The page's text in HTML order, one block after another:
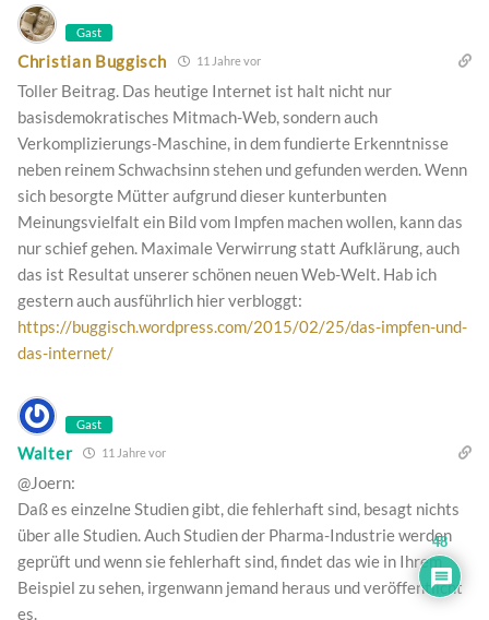
Gast
Christian Buggisch 11 Jahre vor
Toller Beitrag. Das heutige Internet ist halt nicht nur
basisdemokratisches Mitmach-Web, sondern auch
Verkomplizierungs-Maschine, in dem fundierte Erkenntnisse
neben reinem Schwachsinn stehen und gefunden werden. Wenn
sich besorgte Mütter aufgrund dieser kunterbunten
Meinungsvielfalt ein Bild vom Impfen machen wollen, kann das
nur schief gehen. Maximale Verwirrung statt Aufklärung, auch
das ist Resultat unserer schönen neuen Web-Welt. Hab ich
gestern auch ausführlich hier verbloggt:
https://buggisch.wordpress.com/2015/02/25/das-impfen-und-
das-internet/
Gast
Walter 11 Jahre vor
@Joern:
Daß es einzelne Studien gibt, die fehlerhaft sind, besagt nichts
über alle Studien. Auch Studien der Pharma-Industrie werden
geprüft und wenn sie fehlerhaft sind, findet das wie in Ihrem
Beispiel zu sehen, irgenwann jemand heraus und veröffentlicht
es.
48